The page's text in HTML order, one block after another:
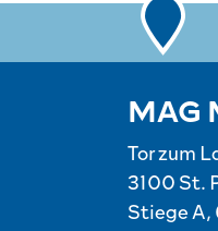
MAG
Tor zum
3100 St.
Stiege A,